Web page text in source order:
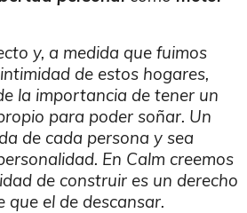
y, a medida que fuimos
de estos hogares,
la importancia de tener un
para poder soñar. Un
de cada persona y sea
En Calm creemos
de construir es un derecho
el de descansar.